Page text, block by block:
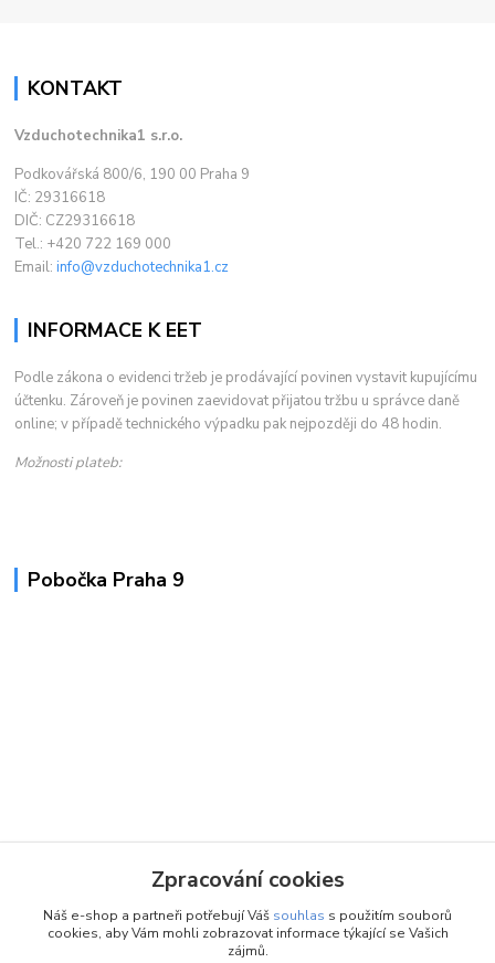
KONTAKT
Vzduchotechnika1 s.r.o.
Podkovářská 800/6, 190 00 Praha 9
IČ: 29316618
DIČ: CZ29316618
Tel.: +420 722 169 000
Email:info@vzduchotechnika1.cz
INFORMACE K EET
Podle zákona o evidenci tržeb je prodávající povinen vystavit kupujícímu
účtenku. Zároveň je povinen zaevidovat přijatou tržbu u správce daně
online; v případě technického výpadku pak nejpozději do 48 hodin.
Možnosti plateb:
Pobočka Praha 9
Zpracování cookies
Náš e-shop a partneři potřebují Váš souhlas s použitím souborů
cookies, aby Vám mohli zobrazovat informace týkající se Vašich
zájmů.